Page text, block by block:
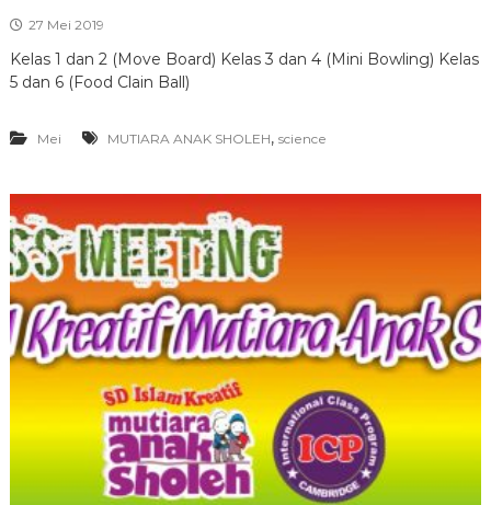
27 Mei 2019
Kelas 1 dan 2 (Move Board) Kelas 3 dan 4 (Mini Bowling) Kelas
5 dan 6 (Food Clain Ball)
Mei MUTIARA ANAK SHOLEH, science